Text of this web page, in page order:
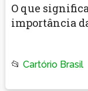
O que
importância
📂 Cartório Brasil